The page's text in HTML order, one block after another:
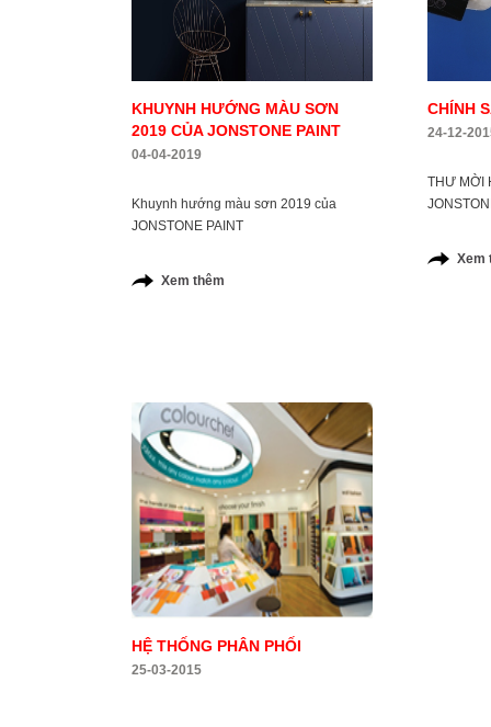
KHUYNH HƯỚNG MÀU SƠN
2019 CỦA JONSTONE PAINT
04-04-2019
Khuynh hướng màu sơn 2019 của
JONSTONE PAINT
Xem thêm
CHÍNH
24-12-
THƯ MỜI
Xem
HỆ THỐNG PHÂN PHỐI
25-03-2015